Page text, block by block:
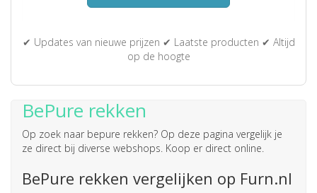
✔ Updates van nieuwe prijzen ✔ Laatste producten ✔ Altijd
op de hoogte
BePure rekken
Op zoek naar bepure rekken? Op deze pagina vergelijk je
ze direct bij diverse webshops. Koop er direct online.
BePure rekken vergelijken op Furn.nl